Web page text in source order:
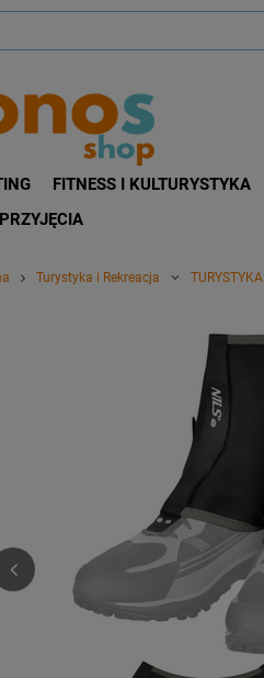
FITNESS I KULTURYSTYKA
Turystyka i Rekreacja TURYSTYKA